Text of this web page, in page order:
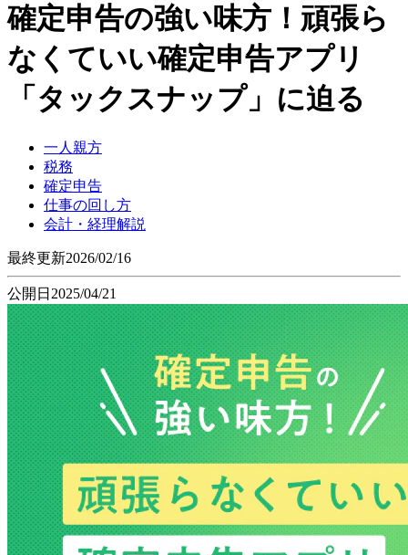
確定申告の強い味方！頑張ら
なくていい確定申告アプリ
「タックスナップ」に迫る
一人親方
税務
確定申告
仕事の回し方
会計・経理解説
最終更新2026/02/16
公開日 2025/04/21